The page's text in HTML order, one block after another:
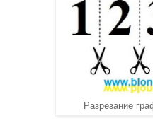
Разрезание